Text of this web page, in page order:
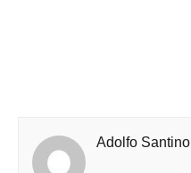
Adolfo Santino